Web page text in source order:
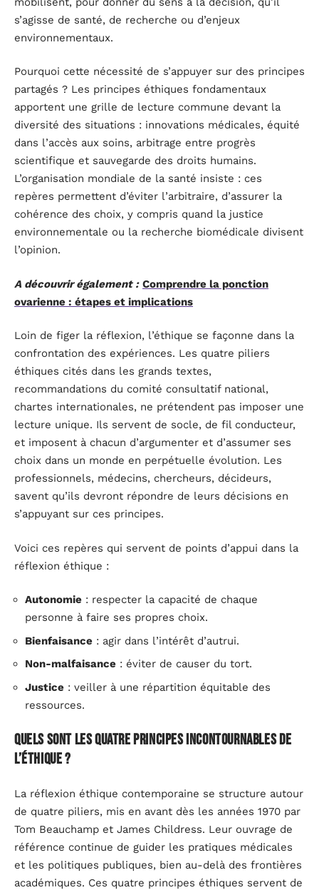
s’agisse de santé, de recherche ou d’enjeux
environnementaux.
Pourquoi cette nécessité de s’appuyer sur des principes
partagés ? Les principes éthiques fondamentaux
apportent une grille de lecture commune devant la
diversité des situations : innovations médicales, équité
dans l’accès aux soins, arbitrage entre progrès
scientifique et sauvegarde des droits humains.
L’organisation mondiale de la santé insiste : ces
repères permettent d’éviter l’arbitraire, d’assurer la
cohérence des choix, y compris quand la justice
environnementale ou la recherche biomédicale divisent
l’opinion.
A découvrir également : Comprendre la ponction
ovarienne : étapes et implications
Loin de figer la réflexion, l’éthique se façonne dans la
confrontation des expériences. Les quatre piliers
éthiques cités dans les grands textes,
recommandations du comité consultatif national,
chartes internationales, ne prétendent pas imposer une
lecture unique. Ils servent de socle, de fil conducteur,
et imposent à chacun d’argumenter et d’assumer ses
choix dans un monde en perpétuelle évolution. Les
professionnels, médecins, chercheurs, décideurs,
savent qu’ils devront répondre de leurs décisions en
s’appuyant sur ces principes.
Voici ces repères qui servent de points d’appui dans la
réflexion éthique :
Autonomie : respecter la capacité de chaque
personne à faire ses propres choix.
Bienfaisance : agir dans l’intérêt d’autrui.
Non-malfaisance : éviter de causer du tort.
Justice : veiller à une répartition équitable des
ressources.
Quels sont les quatre principes incontournables de
l’éthique ?
La réflexion éthique contemporaine se structure autour
de quatre piliers, mis en avant dès les années 1970 par
Tom Beauchamp et James Childress. Leur ouvrage de
référence continue de guider les pratiques médicales
et les politiques publiques, bien au-delà des frontières
académiques. Ces quatre principes éthiques servent de